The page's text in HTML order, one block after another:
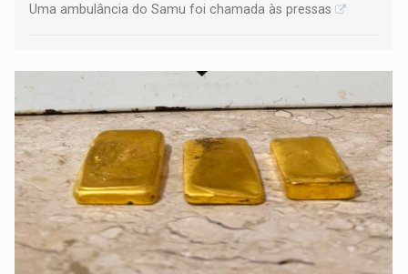
Uma ambulância do Samu foi chamada às pressas